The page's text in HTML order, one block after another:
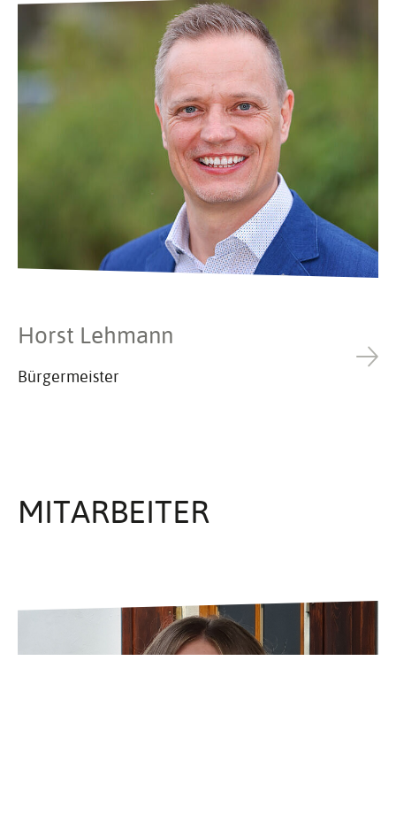
Horst Lehmann
Bürgermeister
MITAR­BEITER